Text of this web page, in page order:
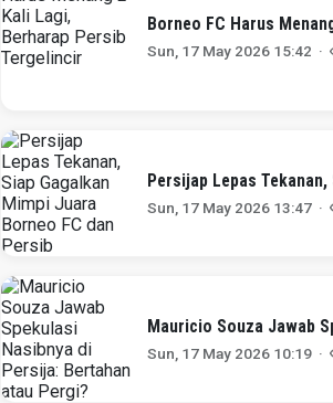
Borneo FC Harus
Sun, 17 May 2026 15:42 ·
Persijap Lepas
Sun, 17 May 2026 13:47 ·
Mauricio Souza Jawab
Sun, 17 May 2026 10:19 ·